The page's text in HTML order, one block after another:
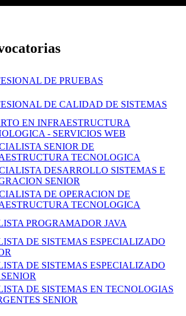
DE PRUEBAS
DE CALIDAD DE SISTEMAS
EN INFRAESTRUCTURA
- SERVICIOS WEB
SENIOR DE
TECNOLOGICA
DESARROLLO SISTEMAS E
SENIOR
DE OPERACION DE
TECNOLOGICA
PROGRAMADOR JAVA
DE SISTEMAS ESPECIALIZADO
DE SISTEMAS ESPECIALIZADO
DE SISTEMAS EN TECNOLOGIAS
SENIOR